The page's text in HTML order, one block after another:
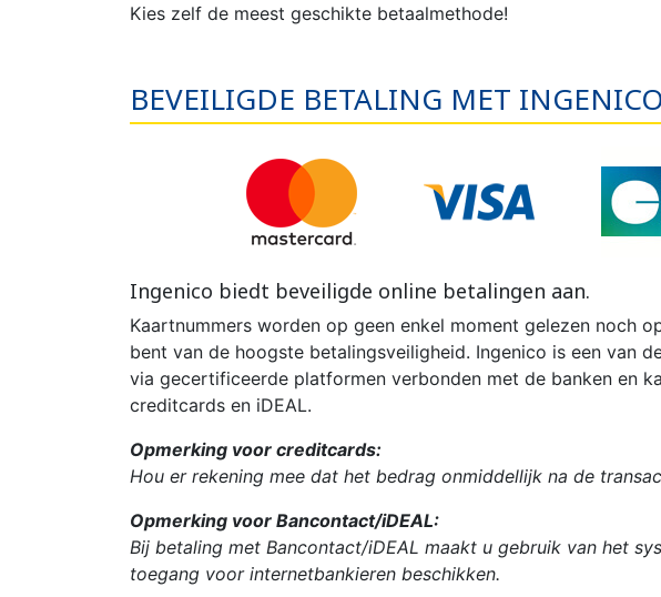
ZWEMKLEDING PYJAMA
CONTINENTIEHULP
ONTVLEKKER &
DEODORANT
ZWEMLUIER KINDEREN ZWEMPAK KINDEREN
HYGIËNE & VERZORGING
KINDEREN
Kies zelf de meest geschikte betaalmethode!
BEVEILIGDE BETALING MET INGENICO
Ingenico biedt beveiligde online betalingen aan.
Kaartnummers worden op geen enkel moment gelezen noch
bent van de hoogste betalingsveiligheid. Ingenico is een van
via gecertificeerde platformen verbonden met de banken en
creditcards en iDEAL.
Opmerking voor creditcards:
Hou er rekening mee dat het bedrag onmiddellijk na de
Opmerking voor Bancontact/iDEAL:
Bij betaling met Bancontact/iDEAL maakt u gebruik van het
toegang voor internetbankieren beschikken.